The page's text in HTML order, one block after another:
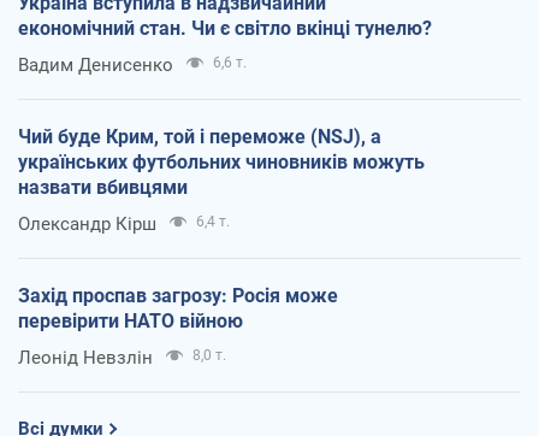
економічний стан. Чи є світло вкінці тунелю?
Вадим Денисенко 6,6 т.
Чий буде Крим, той і переможе (NSJ), а
українських футбольних чиновників можуть
назвати вбивцями
Олександр Кірш 6,4 т.
Захід проспав загрозу: Росія може
перевірити НАТО війною
Леонід Невзлін 8,0 т.
Всі думки